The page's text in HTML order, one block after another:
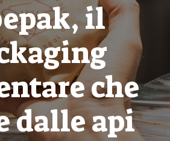
il
che
dalle api